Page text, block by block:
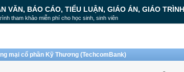
VĂN, BÁO CÁO, TIỂU LUẬN, GIÁO ÁN, GIÁO TRÌNH
tham khảo miễn phí cho học sinh, sinh viên
mại cổ phần Kỹ Thương (TechcomBank)